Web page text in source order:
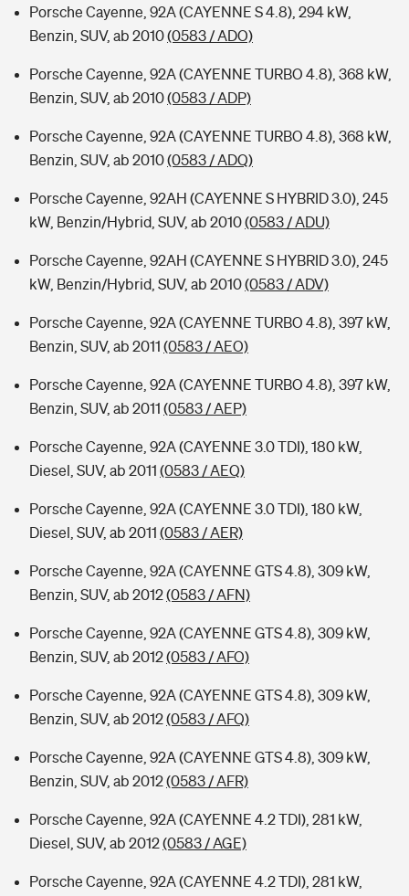
Porsche Cayenne, 92A (CAYENNE S 4.8), 294 kW,
Benzin, SUV, ab 2010(0583 / ADO)
Porsche Cayenne, 92A (CAYENNE TURBO 4.8), 368 kW,
Benzin, SUV, ab 2010(0583 / ADP)
Porsche Cayenne, 92A (CAYENNE TURBO 4.8), 368 kW,
Benzin, SUV, ab 2010(0583 / ADQ)
Porsche Cayenne, 92AH (CAYENNE S HYBRID 3.0), 245
kW, Benzin/Hybrid, SUV, ab 2010(0583 / ADU)
Porsche Cayenne, 92AH (CAYENNE S HYBRID 3.0), 245
kW, Benzin/Hybrid, SUV, ab 2010(0583 / ADV)
Porsche Cayenne, 92A (CAYENNE TURBO 4.8), 397 kW,
Benzin, SUV, ab 2011 (0583 / AEO)
Porsche Cayenne, 92A (CAYENNE TURBO 4.8), 397 kW,
Benzin, SUV, ab 2011 (0583 / AEP)
Porsche Cayenne, 92A (CAYENNE 3.0 TDI), 180 kW,
Diesel, SUV, ab 2011 (0583 / AEQ)
Porsche Cayenne, 92A (CAYENNE 3.0 TDI), 180 kW,
Diesel, SUV, ab 2011 (0583 / AER)
Porsche Cayenne, 92A (CAYENNE GTS 4.8), 309 kW,
Benzin, SUV, ab 2012(0583 / AFN)
Porsche Cayenne, 92A (CAYENNE GTS 4.8), 309 kW,
Benzin, SUV, ab 2012(0583 / AFO)
Porsche Cayenne, 92A (CAYENNE GTS 4.8), 309 kW,
Benzin, SUV, ab 2012(0583 / AFQ)
Porsche Cayenne, 92A (CAYENNE GTS 4.8), 309 kW,
Benzin, SUV, ab 2012(0583 / AFR)
Porsche Cayenne, 92A (CAYENNE 4.2 TDI), 281 kW,
Diesel, SUV, ab 2012(0583 / AGE)
Porsche Cayenne, 92A (CAYENNE 4.2 TDI), 281 kW,